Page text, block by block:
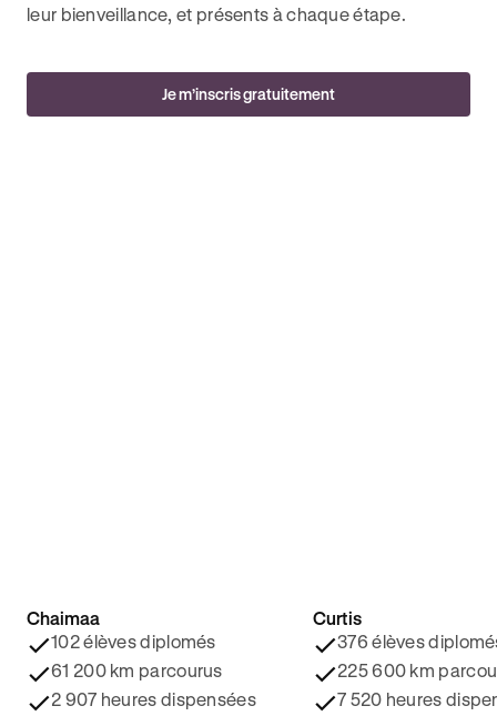
leur bienveillance, et présents à chaque étape.
Je m’inscris gratuitement
4.8/5 ⭐️
Chaimaa
102 élèves diplomés
61 200 km parcourus
2 907 heures dispensées
4.9/5 ⭐️
Curtis
376 élèves
225 600 km
7 520 heures